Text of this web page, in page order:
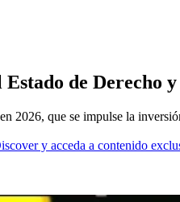
de Derecho
2026, que se impulse la
y acceda a contenido